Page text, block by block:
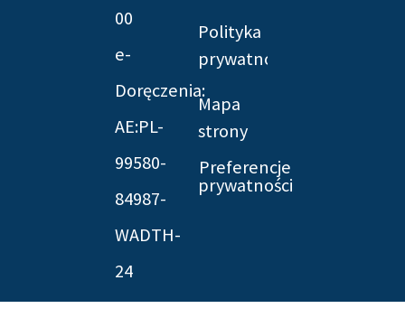
00
e-
Doręczenia:
AE:PL-
99580-
84987-
WADTH-
24
Polityka
prywatności
Mapa
strony
Preferencje
prywatności